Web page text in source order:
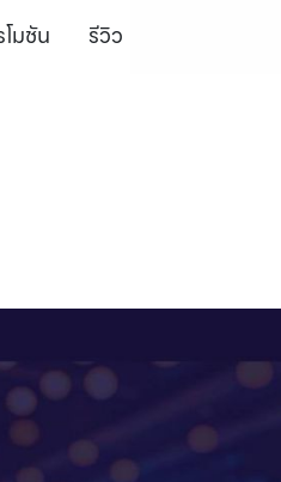
โมชัน รีวิว